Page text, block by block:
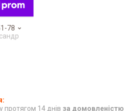
78
протягом 14 днів за домовленістю